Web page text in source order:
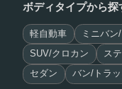
ボディタイプから探
軽自動車 ミニバン
SUV/クロカン ス
セダン バン/トラ